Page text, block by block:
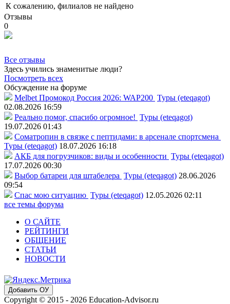
К сожалению, филиалов не найдено
Отзывы
0
Все отзывы
Здесь учились знаменитые люди?
Посмотреть всех
Обсуждение на форуме
Melbet Промокод Россия 2026: WAP200 Туры (eteqagot)
02.08.2026 16:59
Реально помог, спасибо огромное! Туры (eteqagot)
19.07.2026 01:43
Соматропин в связке с пептидами: в арсенале спортсмена
Туры (eteqagot) 18.07.2026 16:18
АКБ для погрузчиков: виды и особенности Туры (eteqagot)
17.07.2026 00:30
Выбор батареи для штабелера Туры (eteqagot) 28.06.2026
09:54
Спас мою ситуацию Туры (eteqagot) 12.05.2026 02:11
все темы форума
О САЙТЕ
РЕЙТИНГИ
ОБЩЕНИЕ
СТАТЬИ
НОВОСТИ
Добавить ОУ
Copyright © 2015 - 2026 Education-Advisor.ru